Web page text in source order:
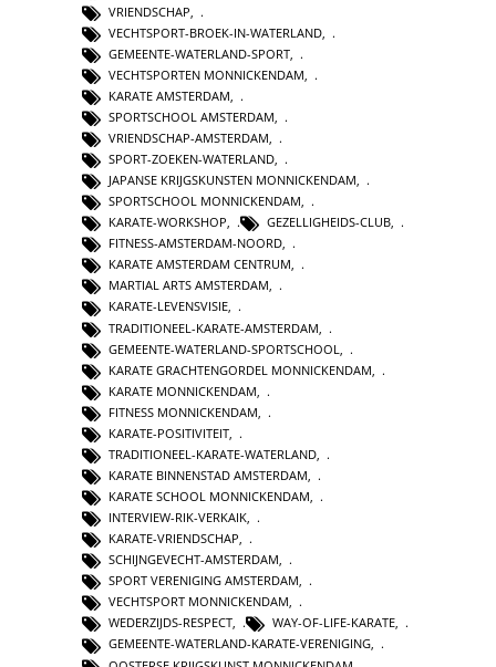
VRIENDSCHAP
VECHTSPORT-BROEK-IN-WATERLAND
GEMEENTE-WATERLAND-SPORT
VECHTSPORTEN MONNICKENDAM
KARATE AMSTERDAM
SPORTSCHOOL AMSTERDAM
VRIENDSCHAP-AMSTERDAM
SPORT-ZOEKEN-WATERLAND,
JAPANSE KRIJGSKUNSTEN MONNICKENDAM,
SPORTSCHOOL MONNICKENDAM,
KARATE-WORKSHOP, GEZELLIGHEIDS-CLUB,
FITNESS-AMSTERDAM-NOORD,
KARATE AMSTERDAM CENTRUM,
MARTIAL ARTS AMSTERDAM,
KARATE-LEVENSVISIE,
TRADITIONEEL-KARATE-AMSTERDAM
GEMEENTE-WATERLAND-SPORTSCHOOL
KARATE GRACHTENGORDEL MONNICKENDAM
KARATE MONNICKENDAM
FITNESS MONNICKENDAM
KARATE-POSITIVITEIT
TRADITIONEEL-KARATE-WATERLAND
KARATE BINNENSTAD AMSTERDAM
KARATE SCHOOL MONNICKENDAM,
INTERVIEW-RIK-VERKAIK,
KARATE-VRIENDSCHAP,
SCHIJNGEVECHT-AMSTERDAM,
SPORT VERENIGING AMSTERDAM,
VECHTSPORT MONNICKENDAM,
WEDERZIJDS-RESPECT, WAY-OF-LIFE-KARATE,
GEMEENTE-WATERLAND-KARATE-VERENIGING,